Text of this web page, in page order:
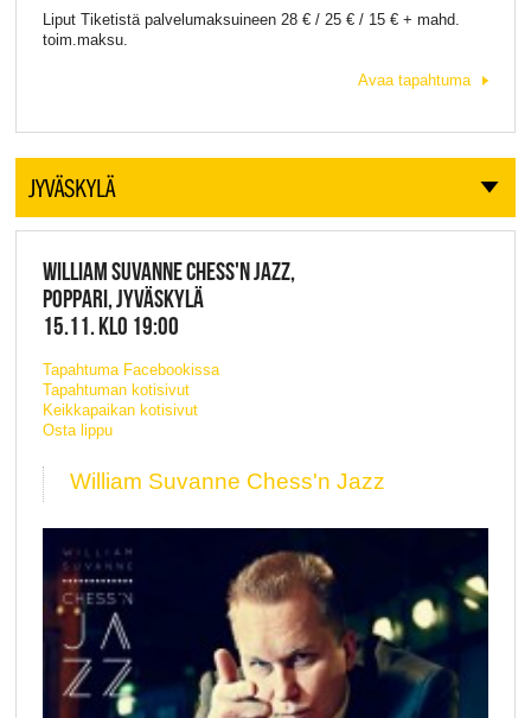
Liput Tiketistä palvelumaksuineen 28 € / 25 € / 15 € + mahd.
toim.maksu.
Avaa tapahtuma
JYVÄSKYLÄ
WILLIAM SUVANNE CHESS'N JAZZ,
POPPARI, JYVÄSKYLÄ
15.11. KLO 19:00
Tapahtuma Facebookissa
Tapahtuman kotisivut
Keikkapaikan kotisivut
Osta lippu
William Suvanne Chess'n Jazz